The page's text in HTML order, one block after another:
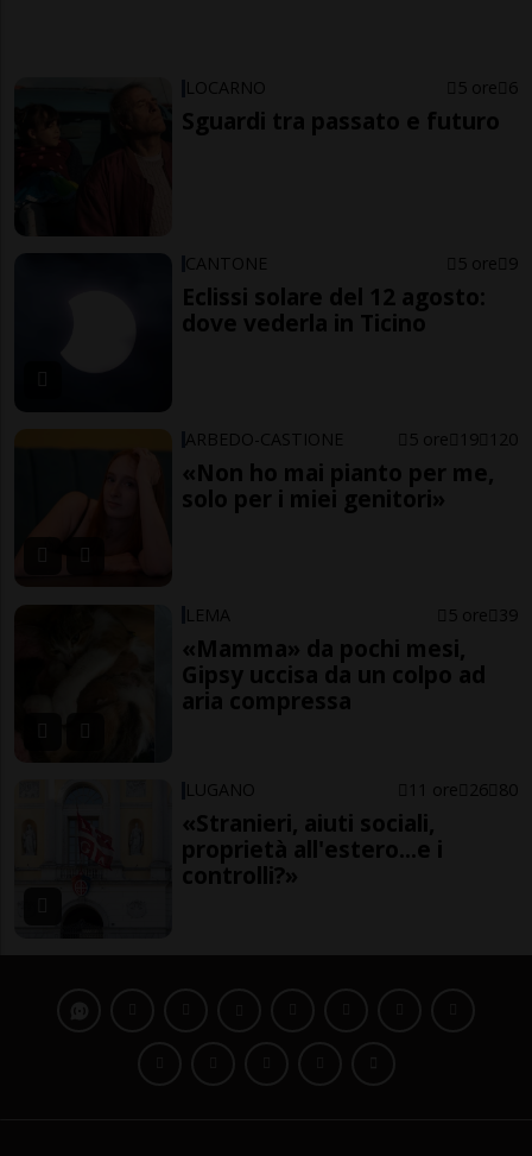
LOCARNO 5 ore 6
Sguardi tra passato e futuro
CANTONE 5 ore 9
Eclissi solare del 12 agosto:
dove vederla in Ticino
ARBEDO-CASTIONE 5 ore 19 120
«Non ho mai pianto per me,
solo per i miei genitori»
LEMA 5 ore 39
«Mamma» da pochi mesi,
Gipsy uccisa da un colpo ad
aria compressa
LUGANO 11 ore 26 80
«Stranieri, aiuti sociali,
proprietà all'estero...e i
controlli?»